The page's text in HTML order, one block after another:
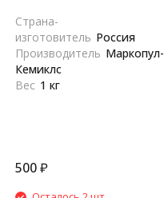
Страна-
изготовитель Россия
Производитель Маркопул-
Кемиклс
Вес 1 кг
500₽